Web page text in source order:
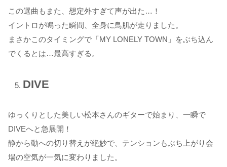
この選曲もまた、想定外すぎて声が出た…！
イントロが鳴った瞬間、全身に鳥肌が走りました。
まさかこのタイミングで「MY LONELY TOWN」をぶち込ん
でくるとは…最高すぎる。
DIVE
ゆっくりとした美しい松本さんのギターで始まり、一瞬で
DIVEへと急展開！
静から動への切り替えが絶妙で、テンションもぶち上がり会
場の空気が一気に変わりました。